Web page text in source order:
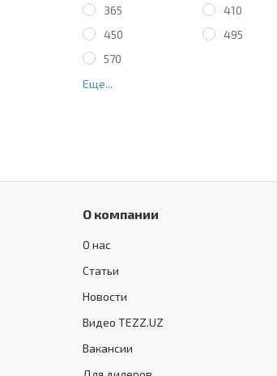
365
410
450
495
570
Еще...
О компании
О нас
Статьи
Новости
Видео TEZZ.UZ
Вакансии